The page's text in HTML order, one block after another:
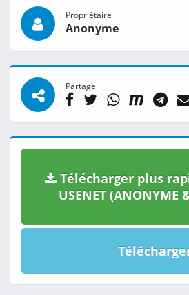
Propriétaire
Anonyme
Partage
Télécharger plus
USENET (ANONYME